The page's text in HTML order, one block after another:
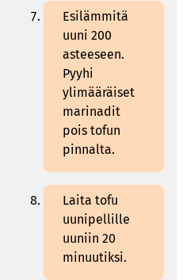
Esilämmitä
uuni 200
asteeseen.
Pyyhi
ylimääräiset
marinadit
pois tofun
pinnalta.
Laita tofu
uunipellille
uuniin 20
minuutiksi.